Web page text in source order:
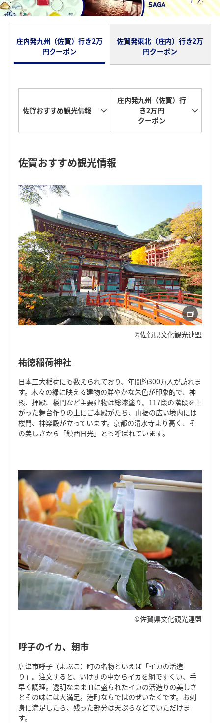
庄内発九州（佐賀）行き2万
円クーポン
佐賀発東北（庄内）行き2万
円クーポン
佐賀おすすめ観光情報
庄内発九州（佐賀）行
き2万円
クーポン
佐賀おすすめ観光情報
©佐賀県文化観光連盟
祐徳稲荷神社
日本三大稲荷にも数えられており、年間約300万人が訪れま
す。木々の緑に映える建物の鮮やかな朱色が印象的で、神
殿、拝殿、楼門など主要建物は総漆塗り。117段の階段を上
がった舞台作りの上にご本殿がたち、山裾の広い境内には
楼門、神楽殿が立っています。京都の清水寺より高く、そ
の美しさから「鎮西日光」とも呼ばれています。
©佐賀県文化観光連盟
呼子のイカ、朝市
唐津市呼子（よぶこ）町の名物といえば「イカの活造
り」。注文すると、いけすの中からイカを網ですくい、手
早く調理。透明なまま皿に盛られたイカの活造りの美しさ
とその味には大満足。港町ならではのぜいたくです。お刺
身に満足したら、残った部分は天ぷらなどでいただけま
す。